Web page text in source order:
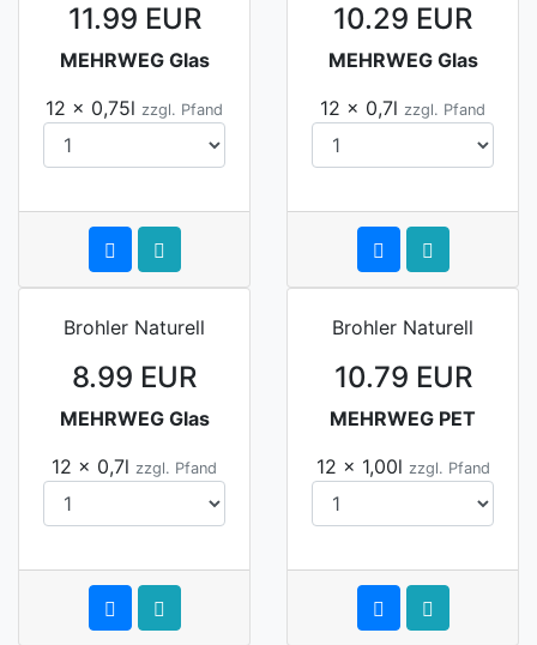
11.99 EUR
MEHRWEG Glas
12 x 0,75l zzgl. Pfand
10.29 EUR
MEHRWEG Glas
12 x 0,7l zzgl. Pfand
Brohler Naturell
8.99 EUR
MEHRWEG Glas
12 x 0,7l zzgl. Pfand
Brohler Naturell
10.79 EUR
MEHRWEG PET
12 x 1,00l zzgl. Pfand